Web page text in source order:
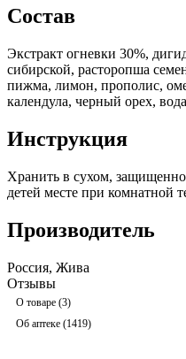
Состав
Экстракт огневки 30%,
сибирской, расторопша
пижма, лимон, прополис,
календула, черный орех,
Инструкция
Хранить в сухом,
детей месте при комнатной
Производитель
Россия, Жива
Отзывы
О товаре (3)
Об аптеке (1419)